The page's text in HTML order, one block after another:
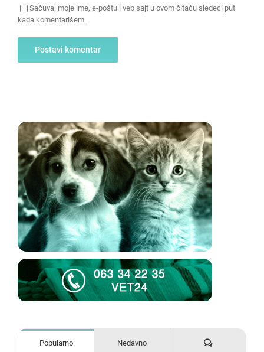
Sačuvaj moje ime, e-poštu i veb sajt u ovom čitaču sledeći put
kada komentarišem.
Popularno Nedavno Komentari